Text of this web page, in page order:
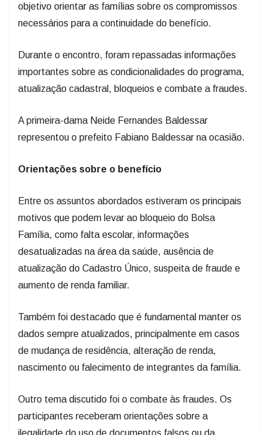
objetivo orientar as famílias sobre os compromissos
necessários para a continuidade do benefício.
Durante o encontro, foram repassadas informações
importantes sobre as condicionalidades do programa,
atualização cadastral, bloqueios e combate a fraudes.
A primeira-dama Neide Fernandes Baldessar
representou o prefeito Fabiano Baldessar na ocasião.
Orientações sobre o benefício
Entre os assuntos abordados estiveram os principais
motivos que podem levar ao bloqueio do Bolsa
Família, como falta escolar, informações
desatualizadas na área da saúde, ausência de
atualização do Cadastro Único, suspeita de fraude e
aumento de renda familiar.
Também foi destacado que é fundamental manter os
dados sempre atualizados, principalmente em casos
de mudança de residência, alteração de renda,
nascimento ou falecimento de integrantes da família.
Outro tema discutido foi o combate às fraudes. Os
participantes receberam orientações sobre a
ilegalidade do uso de documentos falsos ou da